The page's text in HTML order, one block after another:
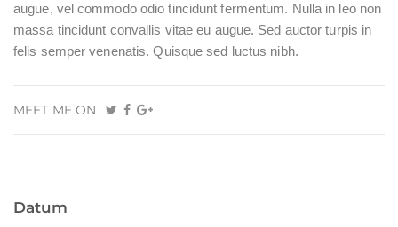
augue, vel commodo odio tincidunt fermentum. Nulla in leo non
massa tincidunt convallis vitae eu augue. Sed auctor turpis in
felis semper venenatis. Quisque sed luctus nibh.
MEET ME ON
Datum